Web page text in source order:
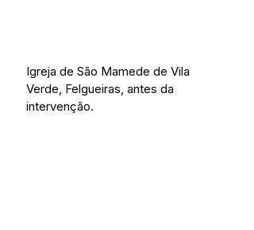
Igreja de São Mamede de Vila
Verde, Felgueiras, antes da
intervenção.